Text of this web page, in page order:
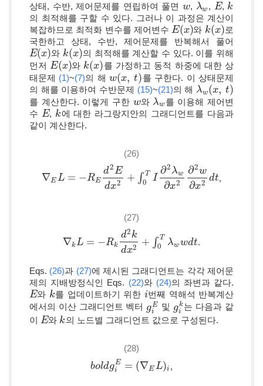
상태, 수반, 제어문제를 연립하여 풀면 w
w, λw
λw, E
E, k
k
의 최적해를 구할 수 있다. 그러나 이 과정은 계산이
복잡하므로 최적화 변수를 제어변수 E(x)
E(x) 와 k(x)
k(x)
로
국한하고 상태, 수반, 제어문제를 반복해서 풀어
E(x)
E(x) 와 k(x)
k(x) 의 최적해를 계산할 수 있다. 이를 위해
먼저 E(x)
E(x) 와 k(x)
k(x) 를 가정하고 동적 하중에 대한 상
태문제 (1)~(7)의 해w(x, t)
w(x,t)
를 구한다. 이 상태문제
의 해를 이용하여 수반문제 (15)~(21)의 해 λw(x, t)
λw(x,t)
를 계산한다. 이렇게 구한 w
w와 λw
λw 를 이용해 제어변
수 E
E, k
k 에 대한 라그랑지안의 그래디언트를 다음과
같이 계산한다.
(26)
∇EL = −RE
d2E
dx2 + ∫ T
0 I
∂2λw
∂x2
∂2w
∂x2
dt
∇EL=−R Ed2Edx2+∫0TI∂ λw ∂x 2∂2w∂x2dt
(27)
∇kL = −Rk
d2k
dx2 + ∫ T
0 λwwdt
∇kL=−R kd2kdx2+∫0 Tλ wwd t .
Eqs. (26)과 (27)에 제시된 그래디언트는 각각 제어문
제의 지배방정식인 Eqs. (22)와 (24)의 좌변과 같다.
E
E와 k
k 를 업데이트하기 위한 i
i 번째 역해석 반복계산
에서의 이산 그래디언트 벡터 gE
i
giE 및 gk
i
gik는 다음과 같
이 E
E와 k
k 의 노드별 그래디언트 값으로 구성된다.
(28)
boldgE
i
= (∇EL)i
boldgiE= (∇ E L)i